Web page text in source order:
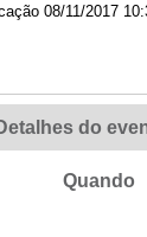
08/11/2017
do
Quando